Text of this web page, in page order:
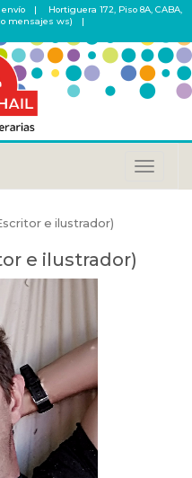
Hortiguera 172, Piso 8A, CABA,
mensajes ws)
Toggle
e ilustrador)
e ilustrador)